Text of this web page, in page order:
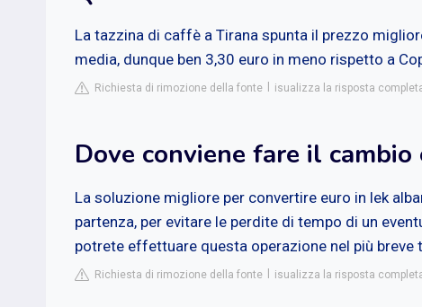
La tazzina di caffè a Tirana spunta il prezzo
media, dunque ben 3,30 euro in meno rispetto a
Richiesta di rimozione della fonte isualizza la risposta
Dove conviene fare il cambio
La soluzione migliore per convertire euro in lek
partenza, per evitare le perdite di tempo di un
potrete effettuare questa operazione nel più breve
Richiesta di rimozione della fonte isualizza la risposta